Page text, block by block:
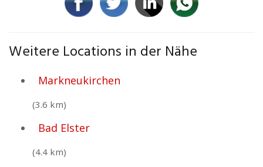
Weitere Locations in der Nähe
Markneukirchen
(3.6 km)
Bad Elster
(4.4 km)